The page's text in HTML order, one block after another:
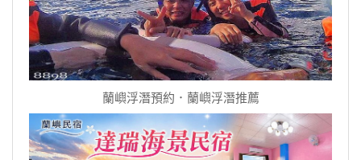
蘭嶼浮潛預約．蘭嶼浮潛推薦